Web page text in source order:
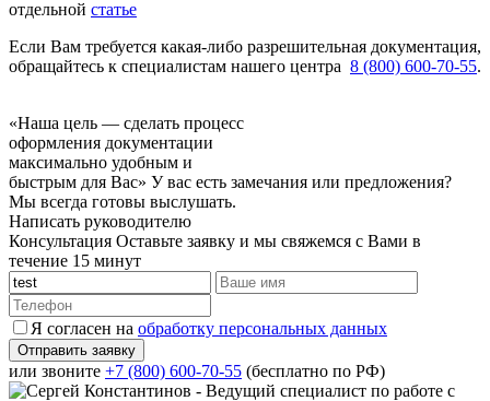
отдельной статье
Если Вам требуется какая-либо разрешительная документация,
обращайтесь к специалистам нашего центра 8 (800) 600-70-55.
«Наша цель — сделать процесс
оформления документации
максимально удобным и
быстрым для Вас» У вас есть замечания или предложения?
Мы всегда готовы выслушать.
Написать руководителю
Консультация Оставьте заявку и мы свяжемся с Вами в
течение 15 минут
Я согласен на обработку персональных данных
или звоните +7 (800) 600-70-55 (бесплатно по РФ)